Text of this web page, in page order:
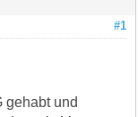
#1
gehabt und